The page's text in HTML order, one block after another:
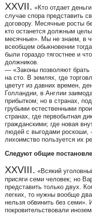
XXVII. «Кто отдает
случае спора представить
договору. Месячные росты
кто останется должным
месячные».
Мы не знаем, в
всеобщем обыкновении
были гораздо тягостнее и
должников.
— «Законы позволяют брать
на сто. В землях, где
цветут из давних времен,
Голландии, в Англии
прибытком; но в странах,
грубыми естественными
странах, где первобытная
гражданскими; где новая
людей с выгодами
лихоимство пользуется их
Следуют общие
XXVIII. «Всякий
присяги семи человек; но
представить только двух.
легких, то нужны вообще
нельзя обвинить без семи».
покровительствовали